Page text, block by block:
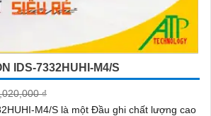
IDS-7332HUHI-M4/S
₫
M4/S là một Đầu ghi chất lượng cao